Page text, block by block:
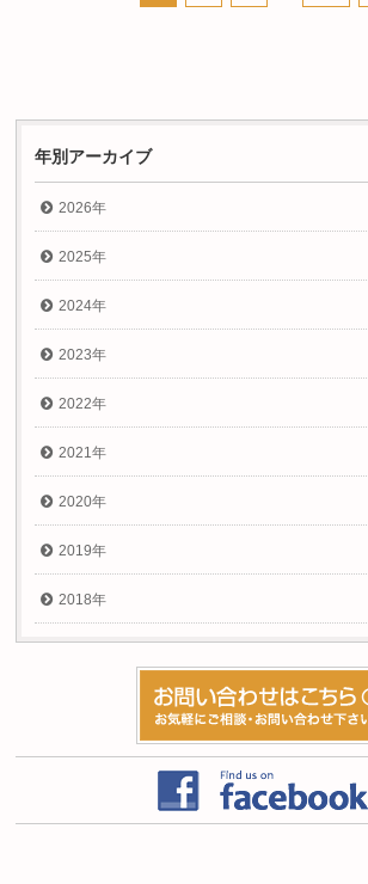
年別アーカイブ
2026年
2025年
2024年
2023年
2022年
2021年
2020年
2019年
2018年